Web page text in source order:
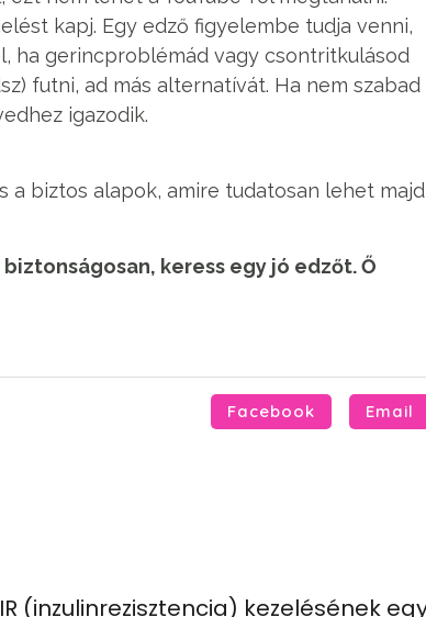
kapj. Egy edző figyelembe tudja venni,
ha gerincproblémád vagy csontritkulásod
futni, ad más alternatívát. Ha nem szabad
igazodik.
a biztos alapok, amire tudatosan lehet majd
keress egy jó edzőt. Ő
Facebook Email